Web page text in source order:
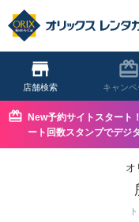
店舗 キャンペ
New予約サイトスタート
ート回数スタンプでデジ
オ